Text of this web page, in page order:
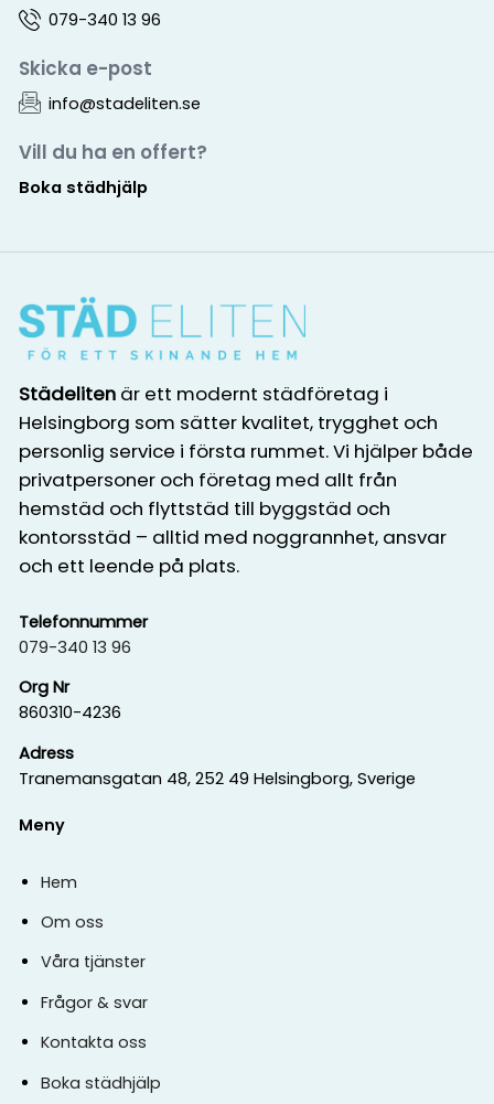
079-340 13 96
Skicka e-post
info@stadeliten.se
Vill du ha en offert?
Boka städhjälp
Städelitenär ett modernt städföretag i
Helsingborg som sätter kvalitet, trygghet och
personlig service i första rummet. Vi hjälper både
privatpersoner och företag med allt från
hemstäd och flyttstäd till byggstäd och
kontorsstäd – alltid med noggrannhet, ansvar
och ett leende på plats.
Telefonnummer
079-340 13 96
Org Nr
860310-4236
Adress
Tranemansgatan 48, 252 49 Helsingborg, Sverige
Meny
Hem
Om oss
Våra tjänster
Frågor & svar
Kontakta oss
Boka städhjälp